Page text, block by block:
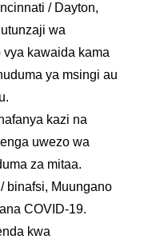
/ Dayton,
wa
kawaida kama
ya msingi au
kazi na
uwezo wa
za mitaa.
binafsi, Muungano
COVID-19.
kwa